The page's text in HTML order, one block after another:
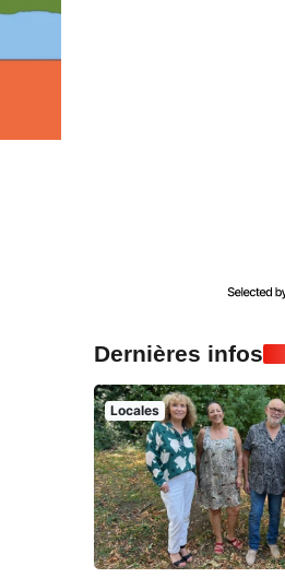
Dernières infos
Locales